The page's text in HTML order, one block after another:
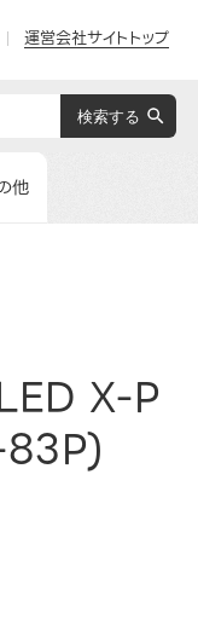
運営会社サイトトップ
他
X-P